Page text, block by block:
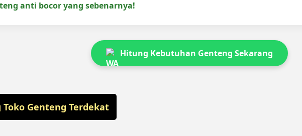
anti bocoryang sebenarnya!
Hitung Kebutuhan Genteng Sekarang
Genteng Terdekat